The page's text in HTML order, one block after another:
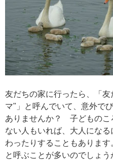
友だちの家に行ったら、「
マ"」と呼んでいて、意外で
ありませんか？ 子どものこ
ない人もいれば、大人にな
わったりすることもありま
と呼ぶことが多いのでしょ